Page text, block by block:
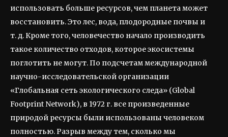
использовать больше ресурсов, чем планета может
восстановить. Это лес, вода, плодородные почвы и
т. д. Кроме того, человечество начало производить
такое количество отходов, которое экосистемы
поглотить не могут. По подсчетам международной
научно-исследовательской организации
«Глобальная сеть экологического следа» (Global
Footprint Network), в 1972 г. все произведенные
природой ресурсы были использованы человеком
полностью. Разрыв между тем, сколько мы